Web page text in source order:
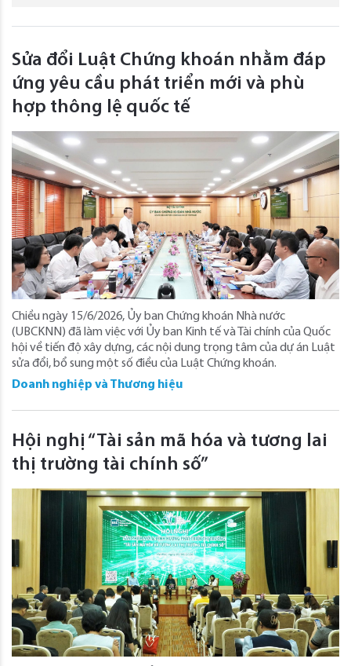
Sửa đổi Luật Chứng khoán nhằm đáp
ứng yêu cầu phát triển mới và phù
hợp thông lệ quốc tế
Chiều ngày 15/6/2026, Ủy ban Chứng khoán Nhà nước
(UBCKNN) đã làm việc với Ủy ban Kinh tế và Tài chính của Quốc
hội về tiến độ xây dựng, các nội dung trọng tâm của dự án Luật
sửa đổi, bổ sung một số điều của Luật Chứng khoán.
Doanh nghiệp và Thương hiệu
Hội nghị “Tài sản mã hóa và tương lai
thị trường tài chính số”